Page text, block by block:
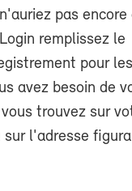
pas encore
remplissez le
pour
avez besoin de
trouvez sur
sur l'adresse